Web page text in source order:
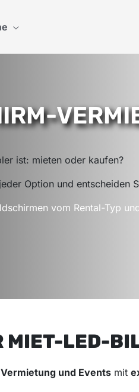
ist: mieten oder kaufen?
Option und entscheiden
vom Rental-Typ
MIET-LED-
und Eventsmit